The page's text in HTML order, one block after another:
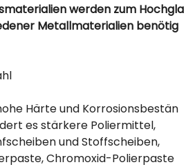
werden zum Hochgla
Metallmaterialien benötig
Härte und Korrosionsbestän
es stärkere Poliermittel,
und Stoffscheiben,
Chromoxid-Polierpaste